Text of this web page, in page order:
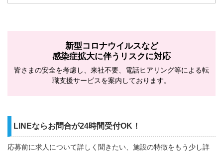
新型コロナウイルスなど
感染症拡大に伴うリスクに対応
皆さまの安全を考慮し、来社不要、電話ヒアリング等による転
職支援サービスを案内しております。
LINEならお問合が24時間受付OK！
応募前に求人について詳しく聞きたい、施設の特徴をもう少し詳